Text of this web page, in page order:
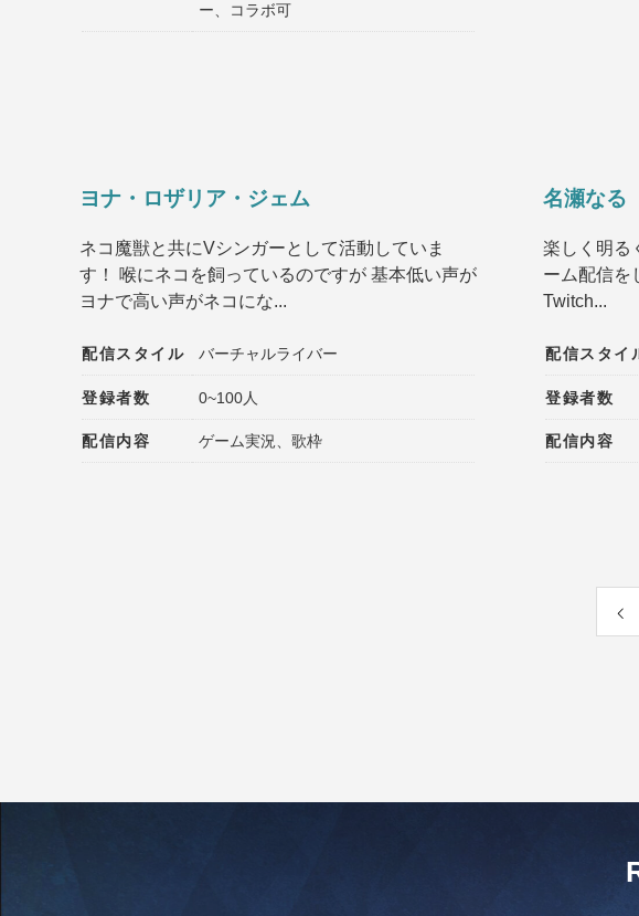
ー、コラボ可
ヨナ・ロザリア・ジェム
ネコ魔獣と共にVシンガーとして活動していま
す！ 喉にネコを飼っているのですが 基本低い声が
ヨナで高い声がネコにな...
配信スタイル バーチャルライバー
登録者数 0~100人
配信内容 ゲーム実況、歌枠
名瀬なる
楽しく明る
ーム配信を
Twitch...
配信スタイ
登録者数
配信内容